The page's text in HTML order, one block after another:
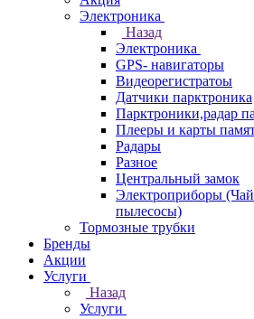
Электроника
Назад
Электроника
GPS- навигаторы
Видеорегистратоы
Датчики парктроника
Парктроники,радар
Плееры и карты
Радары
Разное
Центральный замок
Электроприборы
пылесосы)
Тормозные трубки
Бренды
Акции
Услуги
Назад
Услуги